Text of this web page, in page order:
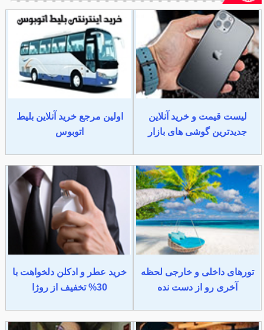
لیست قیمت و خرید آنلاین
جدیدترین گوشی های بازار
اولین مرجع خرید آنلاین بلیط
اتوبوس
تورهای داخلی و خارجی لحظه
آخری رو از دست نده
خرید عطر و ادکلن دلخواهت با
30% تخفیف از روژا